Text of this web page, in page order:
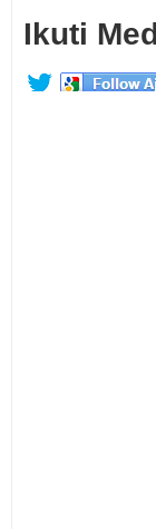
Ikuti